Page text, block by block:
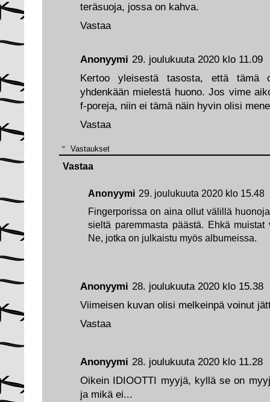
Anonyymi 28. joulukuuta 2020 klo 11.28
Oikein IDIOOTTI myyjä, kyllä se on
ja mikä ei...
Anonyymi 28. joulukuuta 2020 klo 15.38
Viimeisen kuvan olisi melkeinpä voinut
Vastaa
Anonyymi 29. joulukuuta 2020 klo 11.09
Kertoo yleisestä tasosta, että
yhdenkään mielestä huono. Jos vime
f-poreja, niin ei tämä näin hyvin olisi
Vastaa
Vastaukset
Anonyymi 29. joulukuuta 2020 klo 15.48
Fingerporissa on aina ollut välillä
sieltä paremmasta päästä. Ehkä
Ne, jotka on julkaistu myös albumeissa.
Vastaa
teräsuoja, jossa on kahva.
Vastaa